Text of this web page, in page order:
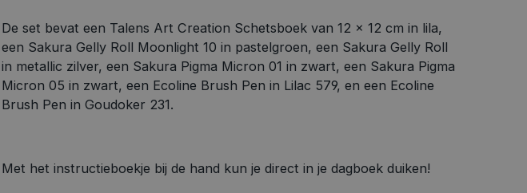
De set bevat een Talens Art Creation Schetsboek van 12 x 12 cm in lila,
een Sakura Gelly Roll Moonlight 10 in pastelgroen, een Sakura Gelly Roll
in metallic zilver, een Sakura Pigma Micron 01 in zwart, een Sakura Pigma
Micron 05 in zwart, een Ecoline Brush Pen in Lilac 579, en een Ecoline
Brush Pen in Goudoker 231.
Met het instructieboekje bij de hand kun je direct in je dagboek duiken!